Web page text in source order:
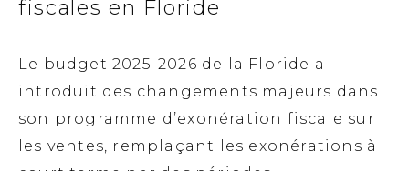
fiscales en Floride
Le budget 2025-2026 de la Floride a
introduit des changements majeurs dans
son programme d’exonération fiscale sur
les ventes, remplaçant les exonérations à